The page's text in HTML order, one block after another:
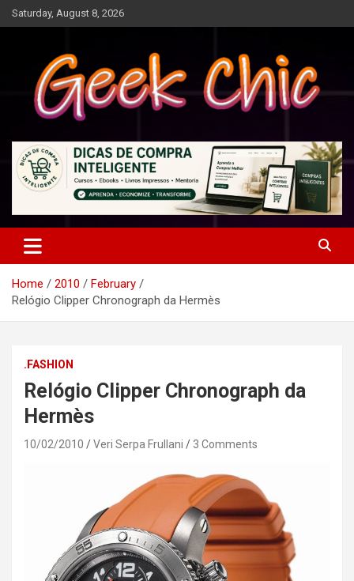
Skip
to
Saturday, August 8, 2026
Geek Chic
Home 2010
February
Relógio Clipper Chronograph da Hermès
.FASHION
Relógio Clipper Chronograph da
Hermès
10/02/2010 Veri Serpa Frullani 3 Comments